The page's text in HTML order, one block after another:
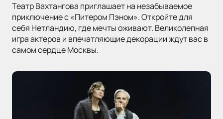
Театр Вахтангова приглашает на незабываемое
приключение с «Питером Пэном». Откройте для
себя Нетландию, где мечты оживают. Великолепная
игра актеров и впечатляющие декорации ждут вас в
самом сердце Москвы.